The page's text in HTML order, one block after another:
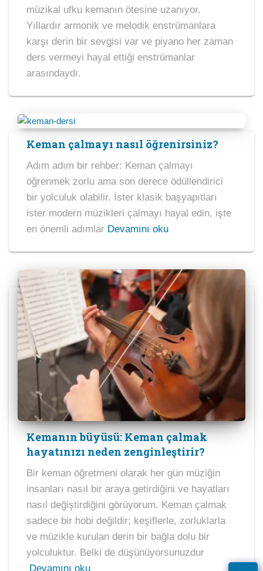
müzikal ufku kemanın ötesine uzanıyor.
Yıllardır armonik ve melodik enstrümanlara
karşı derin bir sevgisi var ve piyano her zaman
ders vermeyi hayal ettiği enstrümanlar
arasındaydı.
Keman çalmayı nasıl öğrenirsiniz?
Adım adım bir rehber: Keman çalmayı
öğrenmek zorlu ama son derece ödüllendirici
bir yolculuk olabilir. İster klasik başyapıtları
ister modern müzikleri çalmayı hayal edin, işte
en önemli adımlar Devamını oku
Kemanın büyüsü: Keman çalmak
hayatınızı neden zenginleştirir?
Bir keman öğretmeni olarak her gün müziğin
insanları nasıl bir araya getirdiğini ve hayatları
nasıl değiştirdiğini görüyorum. Keman çalmak
sadece bir hobi değildir; keşiflerle, zorluklarla
ve müzikle kurulan derin bir bağla dolu bir
yolculuktur. Belki de düşünüyorsunuzdur
Devamını oku